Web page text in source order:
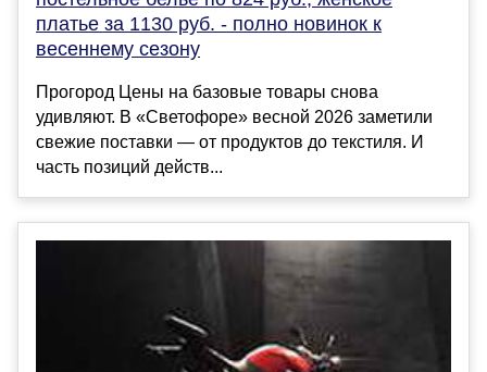
платье за 1130 руб. - полно новинок к
весеннему сезону
Прогород Цены на базовые товары снова
удивляют. В «Светофоре» весной 2026 заметили
свежие поставки — от продуктов до текстиля. И
часть позиций действ...